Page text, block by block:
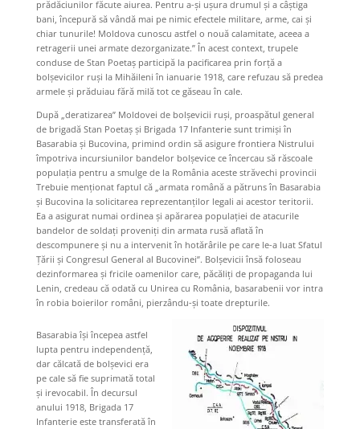
prădăciunilor făcute aiurea. Pentru a-și ușura drumul și a câștiga
bani, începură să vândă mai pe nimic efectele militare, arme, cai și
chiar tunurile! Moldova cunoscu astfel o nouă calamitate, aceea a
retragerii unei armate dezorganizate.” În acest context, trupele
conduse de Stan Poetaș participă la pacificarea prin forță a
bolșevicilor ruși la Mihăileni în ianuarie 1918, care refuzau să predea
armele și prăduiau fără milă tot ce găseau în cale.
După „deratizarea” Moldovei de bolșevicii ruși, proaspătul general
de brigadă Stan Poetaș și Brigada 17 Infanterie sunt trimiși în
Basarabia și Bucovina, primind ordin să asigure frontiera Nistrului
împotriva incursiunilor bandelor bolșevice ce încercau să răscoale
populația pentru a smulge de la România aceste străvechi provincii
Trebuie menționat faptul că „armata română a pătruns în Basarabia
și Bucovina la solicitarea reprezentanților legali ai acestor teritorii.
Ea a asigurat numai ordinea și apărarea populației de atacurile
bandelor de soldați proveniți din armata rusă aflată în
descompunere și nu a intervenit în hotărârile pe care le-a luat Sfatul
Ţării și Congresul General al Bucovinei”. Bolșevicii însă foloseau
dezinformarea și fricile oamenilor care, păcăliți de propaganda lui
Lenin, credeau că odată cu Unirea cu România, basarabenii vor intra
în robia boierilor români, pierzându-și toate drepturile.
Basarabia își începea astfel
lupta pentru independență,
dar călcată de bolșevici era
pe cale să fie suprimată total
și irevocabil. În decursul
anului 1918, Brigada 17
Infanterie este transferată în